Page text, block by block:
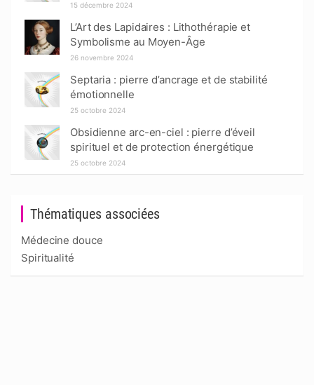
Thématiques associées
Médecine douce
Spiritualité
15 décembre 2024
L’Art des Lapidaires : Lithothérapie et
Symbolisme au Moyen-Âge
26 novembre 2024
Septaria : pierre d’ancrage et de stabilité
émotionnelle
25 octobre 2024
Obsidienne arc-en-ciel : pierre d’éveil
spirituel et de protection énergétique
25 octobre 2024